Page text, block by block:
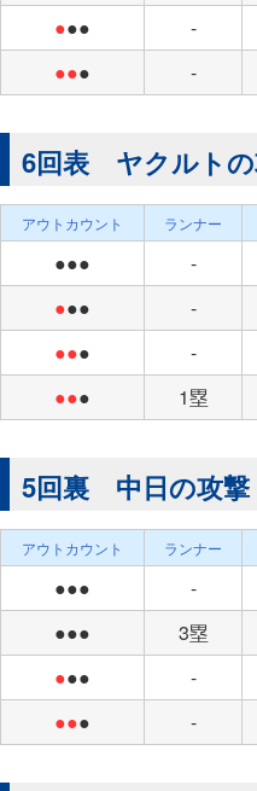
●●● -
●●● -
6回表 ヤクルト
アウトカウント ランナー
●●● -
●●● -
●●● -
●●● 1塁
5回裏 中日の攻撃
アウトカウント ランナー
●●● -
●●●
3塁
●●● -
●●● -